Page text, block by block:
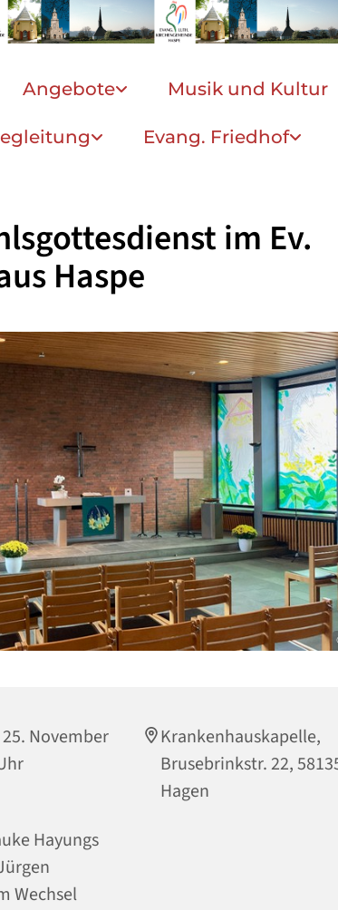
Angebote Musik und Kultur
Evang. Friedhof
im Ev.
Haspe
November
Krankenhauskapelle,
Brusebrinkstr. 22,
Hagen
Hayungs
Wechsel